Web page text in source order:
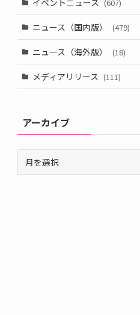
(607)
ニュース（国内版） (479)
ニュース（海外版） (18)
メディアリリース (111)
アーカイブ